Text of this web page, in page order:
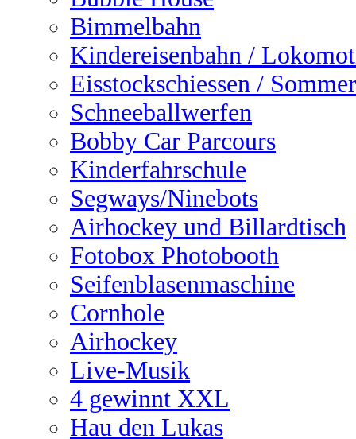
Bimmelbahn
Kindereisenbahn /
Eisstockschiessen /
Schneeballwerfen
Bobby Car Parcours
Kinderfahrschule
Segways/Ninebots
Airhockey und Billardtisch
Fotobox Photobooth
Seifenblasenmaschine
Cornhole
Airhockey
Live-Musik
4 gewinnt XXL
Hau den Lukas